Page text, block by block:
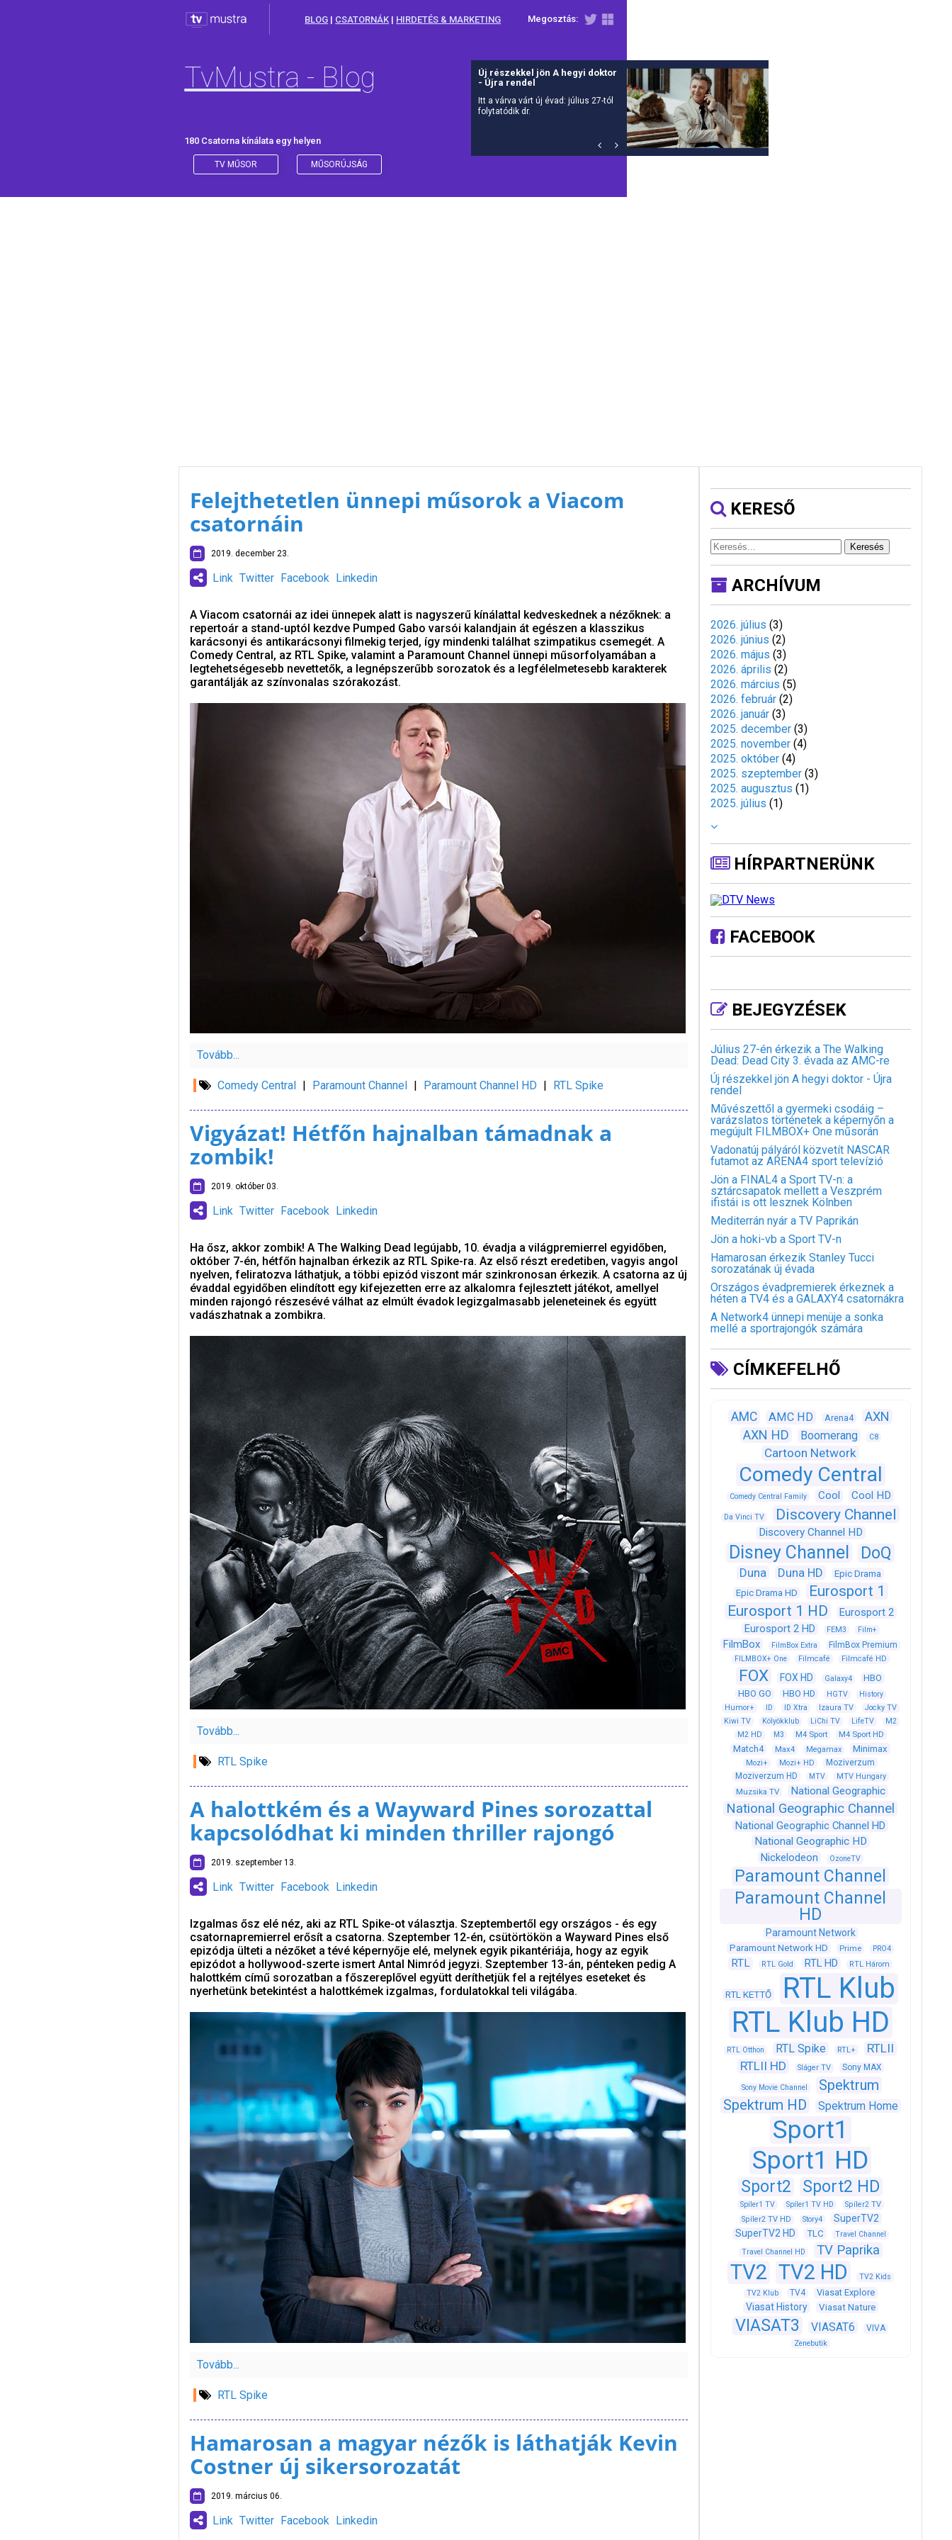
Megosztás:
BLOG | CSATORNÁK | HIRDETÉS & MARKETING
TvMustra - Blog
180 Csatorna kínálata egy helyen
TV MŰSOR MŰSORÚJSÁG
Új részekkel jön A hegyi doktor
- Újra rendel
Itt a várva várt új évad: július 27-tól
folytatódik dr.
Felejthetetlen ünnepi műsorok a Viacom
csatornáin
2019. december 23.
Link Twitter Facebook Linkedin
A Viacom csatornái az idei ünnepek alatt is nagyszerű kínálattal kedveskednek a nézőknek: a
repertoár a stand-uptól kezdve Pumped Gabo varsói kalandjain át egészen a klasszikus
karácsonyi és antikarácsonyi filmekig terjed, így mindenki találhat szimpatikus csemegét. A
Comedy Central, az RTL Spike, valamint a Paramount Channel ünnepi műsorfolyamában a
legtehetségesebb nevettetők, a legnépszerűbb sorozatok és a legfélelmetesebb karakterek
garantálják az színvonalas szórakozást.
Tovább...
Comedy Central | Paramount Channel | Paramount Channel HD | RTL Spike
Vigyázat! Hétfőn hajnalban támadnak a
zombik!
2019. október 03.
Link Twitter Facebook Linkedin
Ha ősz, akkor zombik! A The Walking Dead legújabb, 10. évadja a világpremierrel egyidőben,
október 7-én, hétfőn hajnalban érkezik az RTL Spike-ra. Az első részt eredetiben, vagyis angol
nyelven, feliratozva láthatjuk, a többi epizód viszont már szinkronosan érkezik. A csatorna az új
évaddal egyidőben elindított egy kifejezetten erre az alkalomra fejlesztett játékot, amellyel
minden rajongó részesévé válhat az elmúlt évadok legizgalmasabb jeleneteinek és együtt
vadászhatnak a zombikra.
Tovább...
RTL Spike
A halottkém és a Wayward Pines sorozattal
kapcsolódhat ki minden thriller rajongó
2019. szeptember 13.
Link Twitter Facebook Linkedin
Izgalmas ősz elé néz, aki az RTL Spike-ot választja. Szeptembertől egy országos - és egy
csatornapremierrel erősít a csatorna. Szeptember 12-én, csütörtökön a Wayward Pines első
epizódja ülteti a nézőket a tévé képernyője elé, melynek egyik pikantériája, hogy az egyik
epizódot a hollywood-szerte ismert Antal Nimród jegyzi. Szeptember 13-án, pénteken pedig A
halottkém című sorozatban a főszereplővel együtt deríthetjük fel a rejtélyes eseteket és
nyerhetünk betekintést a halottkémek izgalmas, fordulatokkal teli világába.
Tovább...
RTL Spike
Hamarosan a magyar nézők is láthatják Kevin
Costner új sikersorozatát
2019. március 06.
Link Twitter Facebook Linkedin
KERESŐ
Keresés
ARCHÍVUM
2026. július (3)
2026. június (2)
2026. május (3)
2026. április (2)
2026. március (5)
2026. február (2)
2026. január (3)
2025. december (3)
2025. november (4)
2025. október (4)
2025. szeptember (3)
2025. augusztus (1)
2025. július (1)
HÍRPARTNERÜNK
FACEBOOK
BEJEGYZÉSEK
Július 27-én érkezik a The Walking
Dead: Dead City 3. évada az AMC-re
Új részekkel jön A hegyi doktor - Újra
rendel
Művészettől a gyermeki csodáig –
varázslatos történetek a képernyőn a
megújult FILMBOX+ One műsorán
Vadonatúj pályáról közvetít NASCAR
futamot az ARENA4 sport televízió
Jön a FINAL4 a Sport TV-n: a
sztárcsapatok mellett a Veszprém
ifistái is ott lesznek Kölnben
Mediterrán nyár a TV Paprikán
Jön a hoki-vb a Sport TV-n
Hamarosan érkezik Stanley Tucci
sorozatának új évada
Országos évadpremierek érkeznek a
héten a TV4 és a GALAXY4 csatornákra
A Network4 ünnepi menüje a sonka
mellé a sportrajongók számára
CÍMKEFELHŐ
AMC AMC HD Arena4
AXN
AXN HD
Boomerang C8
Cartoon Network
Comedy Central
Comedy Central Family Cool Cool HD
Da Vinci TV Discovery Channel
Discovery Channel HD
Disney Channel DoQ
Duna Duna HD
Epic Drama
Epic Drama HD
Eurosport 1
Eurosport 1 HD
Eurosport 2
Eurosport 2 HD
FEM3 Film+
FilmBox FilmBox Extra FilmBox Premium
FILMBOX+ One Filmcafé Filmcafé HD
FOX FOX HD Galaxy4
HBO
HBO GO
HBO HD HGTV
History
Humor+
ID ID Xtra Izaura TV
Jocky TV
Kiwi TV
Kölyökklub LiChi TV LifeTV
M2
M2 HD
M3 M4 Sport M4 Sport HD
Match4 Max4 Megamax Minimax
Mozi+ Mozi+ HD
Moziverzum
Moziverzum HD
MTV MTV Hungary
Muzsika TV National Geographic
National Geographic Channel
National Geographic Channel HD
National Geographic HD
Nickelodeon
OzoneTV
Paramount Channel
Paramount Channel
HD
Paramount Network
Paramount Network HD Prime PRO4
RTL RTL Gold RTL HD RTL Három
RTL KETTŐ
RTL Klub
RTL Klub HD
RTL Otthon RTL Spike RTL+
RTLII
RTLII HD
Sláger TV Sony MAX
Sony Movie Channel
Spektrum
Spektrum HD
Spektrum Home
Sport1
Sport1 HD
Sport2 Sport2 HD
Spíler1 TV Spíler1 TV HD
Spíler2 TV
Spíler2 TV HD
Story4
SuperTV2
SuperTV2 HD
TLC
Travel Channel
Travel Channel HD
TV Paprika
TV2 TV2 HD
TV2 Kids
TV2 Klub
TV4 Viasat Explore
Viasat History Viasat Nature
VIASAT3 VIASAT6 VIVA
Zenebutik